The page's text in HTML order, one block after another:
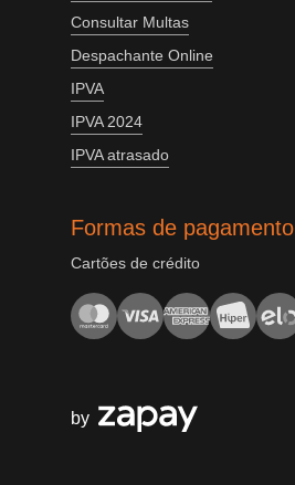
Consultar Multas
Despachante Online
IPVA
IPVA 2024
IPVA atrasado
Formas de pagamento
Cartões de crédito
by